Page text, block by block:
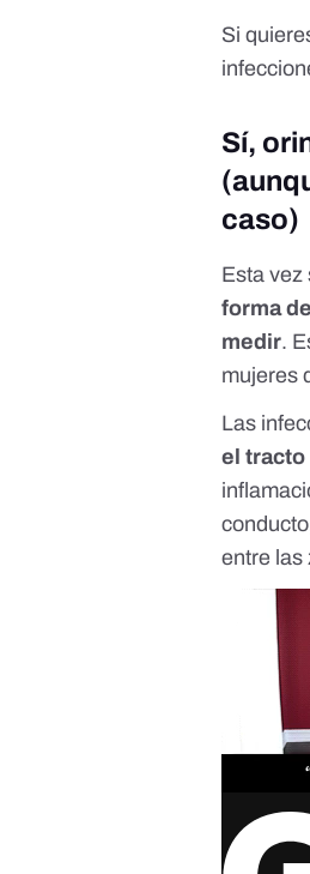
Si
Sí,
caso)
Esta vez
forma
medir.
mujeres
Las
el tracto
entre las